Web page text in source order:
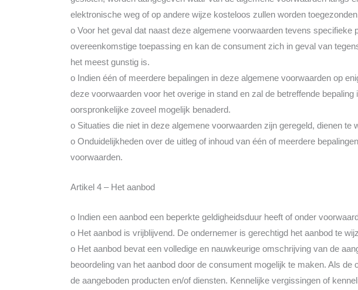
elektronische weg of op andere wijze kosteloos zullen worden
o Voor het geval dat naast deze algemene voorwaarden tevens
overeenkomstige toepassing en kan de consument zich in geval van
het meest gunstig is.
o Indien één of meerdere bepalingen in deze algemene voorwaarden op
deze voorwaarden voor het overige in stand en zal de betreffende
oorspronkelijke zoveel mogelijk benaderd.
o Situaties die niet in deze algemene voorwaarden zijn geregeld, dienen te
o Onduidelijkheden over de uitleg of inhoud van één of meerdere
voorwaarden.
Artikel 4 – Het aanbod
o Indien een aanbod een beperkte geldigheidsduur heeft of onder
o Het aanbod is vrijblijvend. De ondernemer is gerechtigd het aanbod te
o Het aanbod bevat een volledige en nauwkeurige omschrijving van de
beoordeling van het aanbod door de consument mogelijk te maken. Als
de aangeboden producten en/of diensten. Kennelijke vergissingen of